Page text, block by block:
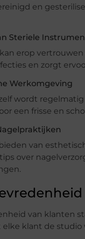
en
Steriele
erop
en zorgt
Werkomgeving
wordt
een frisse en
van
over
van klanten
elke klant de